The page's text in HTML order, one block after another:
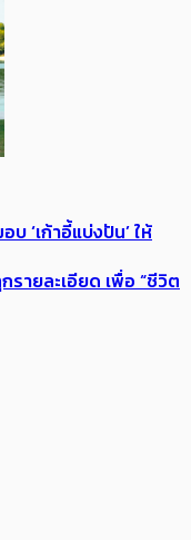
‘เก้าอี้แบ่งปัน’ ให้
ายละเอียด เพื่อ “ชีวิต